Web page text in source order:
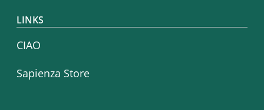
LINKS
CIAO
Sapienza Store